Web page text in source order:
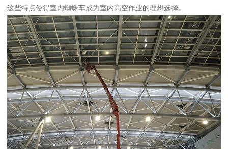
这些特点使得室内蜘蛛车成为室内高空作业的理想选择。